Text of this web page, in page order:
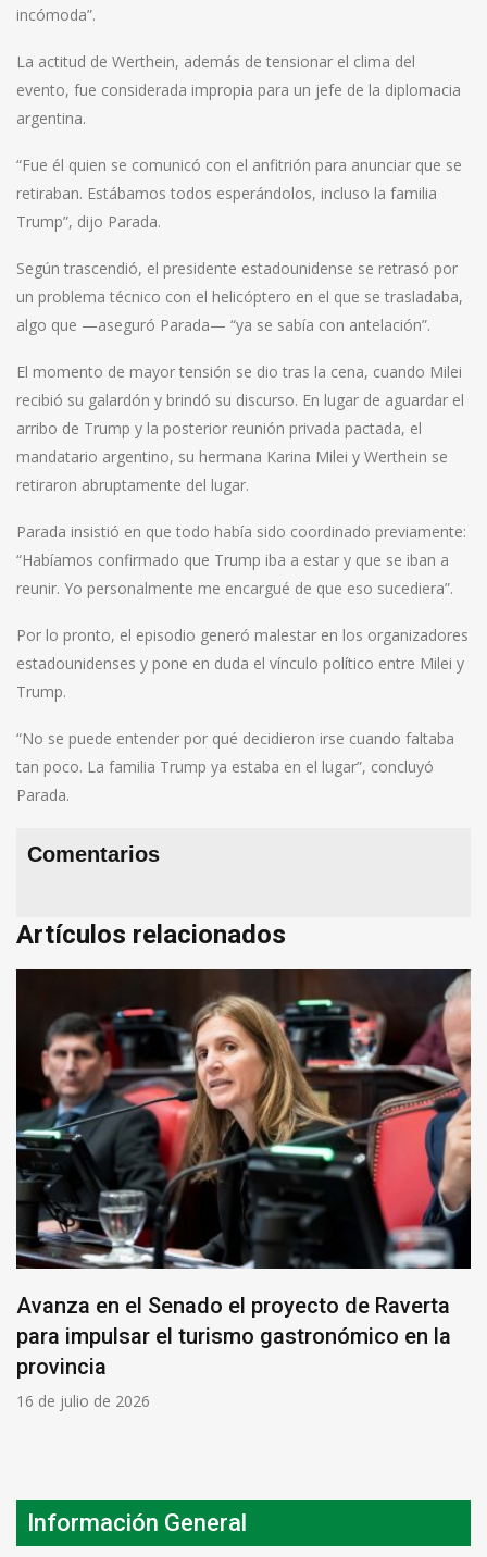
incómoda”.
La actitud de Werthein, además de tensionar el clima del
evento, fue considerada impropia para un jefe de la diplomacia
argentina.
“Fue él quien se comunicó con el anfitrión para anunciar que se
retiraban. Estábamos todos esperándolos, incluso la familia
Trump”, dijo Parada.
Según trascendió, el presidente estadounidense se retrasó por
un problema técnico con el helicóptero en el que se trasladaba,
algo que —aseguró Parada— “ya se sabía con antelación”.
El momento de mayor tensión se dio tras la cena, cuando Milei
recibió su galardón y brindó su discurso. En lugar de aguardar el
arribo de Trump y la posterior reunión privada pactada, el
mandatario argentino, su hermana Karina Milei y Werthein se
retiraron abruptamente del lugar.
Parada insistió en que todo había sido coordinado previamente:
“Habíamos confirmado que Trump iba a estar y que se iban a
reunir. Yo personalmente me encargué de que eso sucediera”.
Por lo pronto, el episodio generó malestar en los organizadores
estadounidenses y pone en duda el vínculo político entre Milei y
Trump.
“No se puede entender por qué decidieron irse cuando faltaba
tan poco. La familia Trump ya estaba en el lugar”, concluyó
Parada.
Comentarios
Artículos relacionados
Avanza en el Senado el proyecto de Raverta
para impulsar el turismo gastronómico en la
provincia
16 de julio de 2026
Información General